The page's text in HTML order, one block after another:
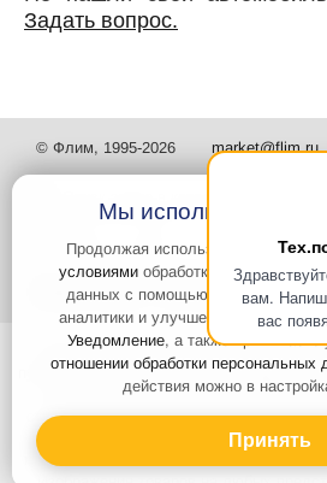
вам.
вас
Задать вопрос.
© Флим, 1995-2026 market@flim.ru
Задать вопрос Контакты
Интернет-сайт носит информационный
публичной офертой, которая
Гражданского кодекса РФ.
стоимости товаров, указанных на
быть изменена в одностороннем
может отличаться от фактической, к
Мы используем
Продолжая использовать наш
условиями обработки cookie-файлов
данных с помощью
аналитики и улучшения качества
Уведомление, а также
отношении обработки персональных
действия можно в
Принять